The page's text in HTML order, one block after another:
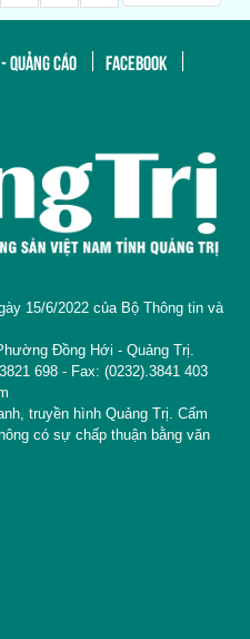
QUẢNG CÁO
FACEBOOK
15/6/2022 của Bộ Thông tin và
Đồng Hới - Quảng Trị.
698 - Fax: (0232).3841 403
truyền hình Quảng Trị. Cấm
có sự chấp thuận bằng văn